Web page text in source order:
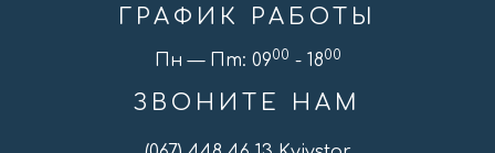
ГРАФИК РАБОТЫ
Пн — Пт: 0900 - 1800
ЗВОНИТЕ НАМ